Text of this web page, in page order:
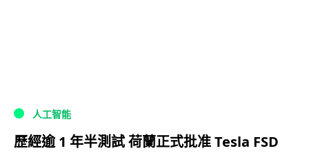
人工智能
歷經逾 1 年半測試 荷蘭正式批准 Tesla FSD